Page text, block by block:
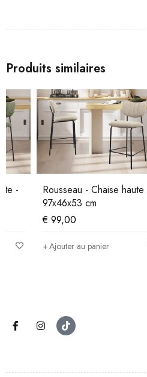
Produits similaires
Rousseau - Chaise haute -
97x46x53 cm
99,00
Ajouter au panier